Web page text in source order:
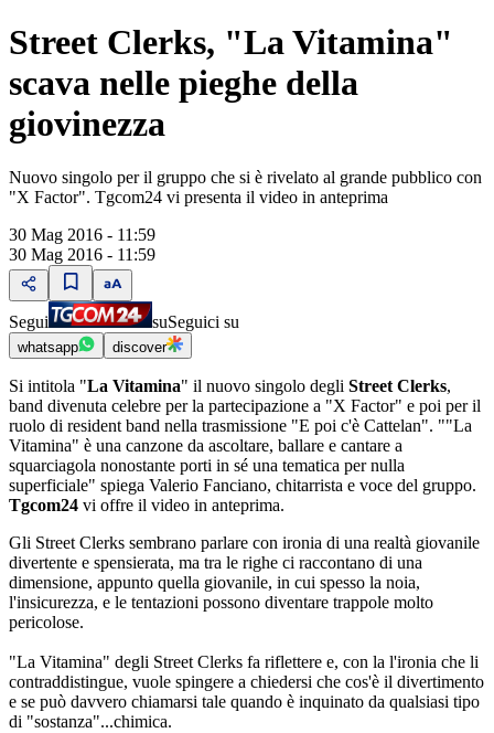
Street Clerks, "La Vitamina"
scava nelle pieghe della
giovinezza
Nuovo singolo per il gruppo che si è rivelato al grande pubblico con
"X Factor". Tgcom24 vi presenta il video in anteprima
30 Mag 2016 - 11:59
30 Mag 2016 - 11:59
Segui suSeguici su
whatsapp discover
Si intitola "La Vitamina" il nuovo singolo degli Street Clerks,
band divenuta celebre per la partecipazione a "X Factor" e poi per il
ruolo di resident band nella trasmissione "E poi c'è Cattelan". ""La
Vitamina" è una canzone da ascoltare, ballare e cantare a
squarciagola nonostante porti in sé una tematica per nulla
superficiale" spiega Valerio Fanciano, chitarrista e voce del gruppo.
Tgcom24 vi offre il video in anteprima.
Gli Street Clerks sembrano parlare con ironia di una realtà giovanile
divertente e spensierata, ma tra le righe ci raccontano di una
dimensione, appunto quella giovanile, in cui spesso la noia,
l'insicurezza, e le tentazioni possono diventare trappole molto
pericolose.
"La Vitamina" degli Street Clerks fa riflettere e, con la l'ironia che li
contraddistingue, vuole spingere a chiedersi che cos'è il divertimento
e se può davvero chiamarsi tale quando è inquinato da qualsiasi tipo
di "sostanza"...chimica.